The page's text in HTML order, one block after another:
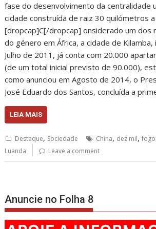
fase do desenvolvimento da centralidade
cidade construída de raiz 30 quilómetros a
[dropcap]C[/dropcap] onsiderado um dos
do género em África, a cidade de Kilamba,
Julho de 2011, já conta com 20.000
(de um total inicial previsto de 90.000),
como anunciou em Agosto de 2014, o
José Eduardo dos Santos, concluída a
LEIA MAIS
Destaque, Sociedade China, dez mil,
Luanda Leave a comment
Anuncie no Folha 8